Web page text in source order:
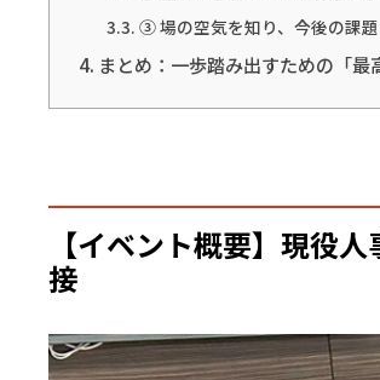
③ 場の空気を知り、今後の課
まとめ：一歩踏み出すための「最
【イベント概要】現役
接